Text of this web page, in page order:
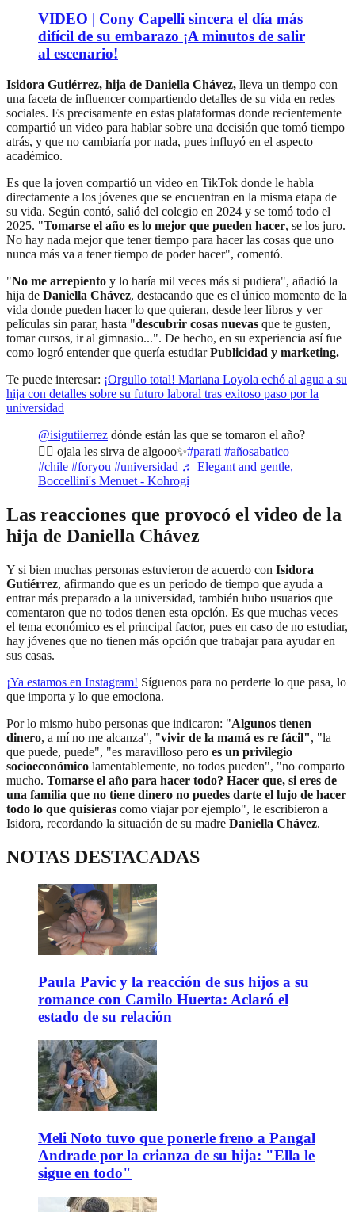
VIDEO | Cony Capelli sincera el día más
difícil de su embarazo ¡A minutos de salir
al escenario!
Isidora Gutiérrez, hija de Daniella Chávez, lleva un tiempo con
una faceta de influencer compartiendo detalles de su vida en redes
sociales. Es precisamente en estas plataformas donde recientemente
compartió un video para hablar sobre una decisión que tomó tiempo
atrás, y que no cambiaría por nada, pues influyó en el aspecto
académico.
Es que la joven compartió un video en TikTok donde le habla
directamente a los jóvenes que se encuentran en la misma etapa de
su vida. Según contó, salió del colegio en 2024 y se tomó todo el
2025. "Tomarse el año es lo mejor que pueden hacer, se los juro.
No hay nada mejor que tener tiempo para hacer las cosas que uno
nunca más va a tener tiempo de poder hacer", comentó.
"No me arrepiento y lo haría mil veces más si pudiera", añadió la
hija de Daniella Chávez, destacando que es el único momento de la
vida donde pueden hacer lo que quieran, desde leer libros y ver
películas sin parar, hasta "descubrir cosas nuevas que te gusten,
tomar cursos, ir al gimnasio...". De hecho, en su experiencia así fue
como logró entender que quería estudiarPublicidad y marketing.
Te puede interesar: ¡Orgullo total! Mariana Loyola echó al agua a su
hija con detalles sobre su futuro laboral tras exitoso paso por la
universidad
@isigutiierrez dónde están las que se tomaron el año?
🙂‍↕️ ojala les sirva de algooo✨#parati #añosabatico
#chile #foryou #universidad ♬ Elegant and gentle,
Boccellini's Menuet - Kohrogi
Las reacciones que provocó el video de la
hija de Daniella Chávez
Y si bien muchas personas estuvieron de acuerdo con Isidora
Gutiérrez, afirmando que es un periodo de tiempo que ayuda a
entrar más preparado a la universidad, también hubo usuarios que
comentaron que no todos tienen esta opción. Es que muchas veces
el tema económico es el principal factor, pues en caso de no estudiar,
hay jóvenes que no tienen más opción que trabajar para ayudar en
sus casas.
¡Ya estamos en Instagram! Síguenos para no perderte lo que pasa, lo
que importa y lo que emociona.
Por lo mismo hubo personas que indicaron: "Algunos tienen
dinero, a mí no me alcanza", "vivir de la mamá es re fácil", "la
que puede, puede", "es maravilloso pero es un privilegio
socioeconómico lamentablemente, no todos pueden", "no comparto
mucho. Tomarse el año para hacer todo? Hacer que, si eres de
una familia que no tiene dinero no puedes darte el lujo de hacer
todo lo que quisieras como viajar por ejemplo", le escribieron a
Isidora, recordando la situación de su madre Daniella Chávez.
NOTAS DESTACADAS
Paula Pavic y la reacción de sus hijos a su
romance con Camilo Huerta: Aclaró el
estado de su relación
Meli Noto tuvo que ponerle freno a Pangal
Andrade por la crianza de su hija: "Ella le
sigue en todo"